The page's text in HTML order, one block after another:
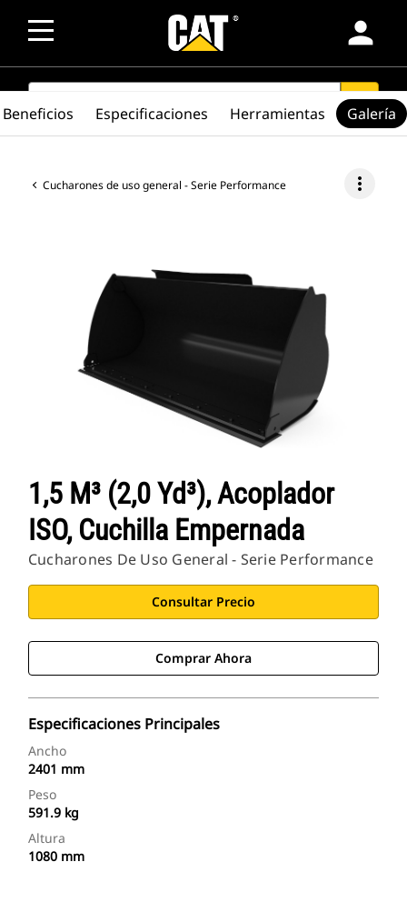
person
SEARCH search
Cucharones de uso general - Serie Performance more_vert
1,5 M³ (2,0 Yd³), Acoplador
ISO, Cuchilla Empernada
Cucharones De Uso General - Serie Performance
Consultar Precio
Comprar Ahora
Especificaciones Principales
Ancho
2401 mm
Peso
591.9 kg
Altura
1080 mm
Beneficios Especificaciones Herramientas Galería